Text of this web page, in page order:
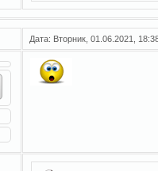
Дата: Вторник, 01.06.2021,